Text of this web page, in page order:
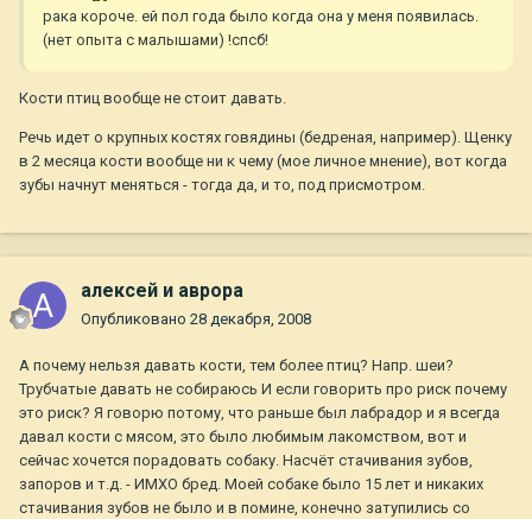
рака короче. ей пол года было когда она у меня появилась.
(нет опыта с малышами) !спсб!
Кости птиц вообще не стоит давать.
Речь идет о крупных костях говядины (бедреная, например). Щенку
в 2 месяца кости вообще ни к чему (мое личное мнение), вот когда
зубы начнут меняться - тогда да, и то, под присмотром.
алексей и аврора
Опубликовано 28 декабря, 2008
А почему нельзя давать кости, тем более птиц? Напр. шеи?
Трубчатые давать не собираюсь И если говорить про риск почему
это риск? Я говорю потому, что раньше был лабрадор и я всегда
давал кости с мясом, это было любимым лакомством, вот и
сейчас хочется порадовать собаку. Насчёт стачивания зубов,
запоров и т.д. - ИМХО бред. Моей собаке было 15 лет и никаких
стачивания зубов не было и в помине, конечно затупились со